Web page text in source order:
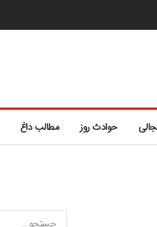
حوادث روز مطالب داغ